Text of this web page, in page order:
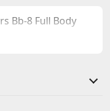
Bb-8 Full Body